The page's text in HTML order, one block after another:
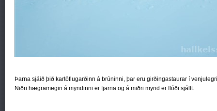
Þarna sjáið þið kartöflugarðinn á brúninni, þar eru girðingastaurar í
Niðri hægramegin á myndinni er fjarna og á miðri mynd er flóði sjálft.